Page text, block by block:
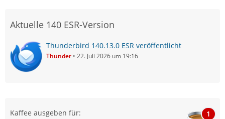
Aktuelle 140 ESR-Version
Thunderbird 140.13.0 ESR veröffentlicht
Thunder 22. Juli 2026 um 19:16
Kaffee ausgeben für: 1